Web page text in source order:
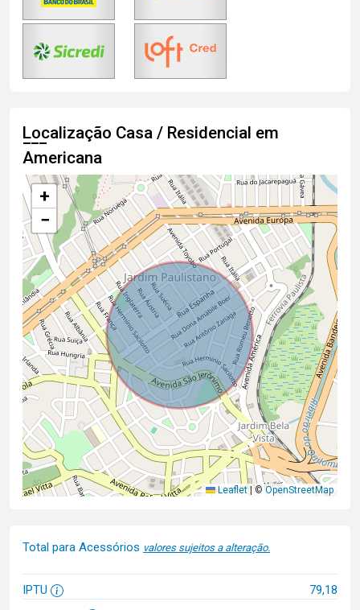
Localização Casa / Residencial em
Americana
+
−
Leaflet |©OpenStreetMap
Total para Acessórios valores sujeitos a alteração.
IPTU
79,18